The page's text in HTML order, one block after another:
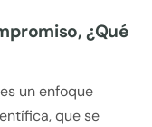
¿Qué
un enfoque
que se